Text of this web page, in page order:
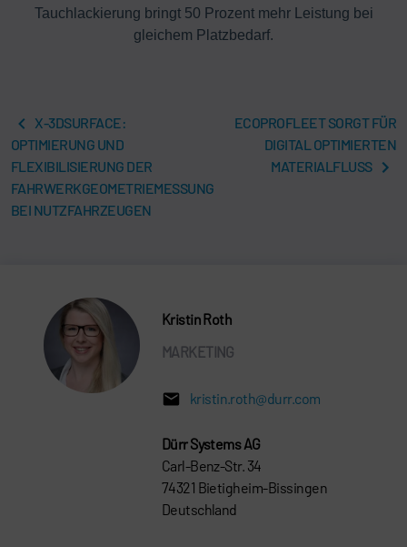
Tauchlackierung bringt 50 Prozent mehr Leistung bei
gleichem Platzbedarf.
X-3DSURFACE:
OPTIMIERUNG UND
FLEXIBILISIERUNG DER
FAHRWERKGEOMETRIEMESSUNG
BEI NUTZFAHRZEUGEN
ECOPROFLEET SORGT FÜR
DIGITAL OPTIMIERTEN
MATERIALFLUSS
Kristin Roth
MARKETING
kristin.roth@durr.com
Dürr Systems AG
Carl-Benz-Str. 34
74321 Bietigheim-Bissingen
Deutschland